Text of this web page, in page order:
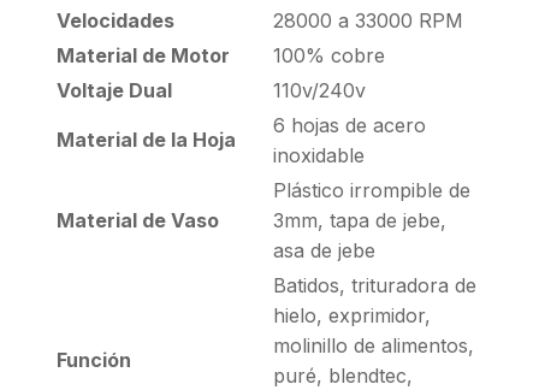
Velocidades
28000 a 33000 RPM
Material de Motor
100% cobre
Voltaje Dual
110v/240v
Material de la Hoja
6 hojas de acero
inoxidable
Material de Vaso
Plástico irrompible de
3mm, tapa de jebe,
asa de jebe
Función
Batidos, trituradora de
hielo, exprimidor,
molinillo de alimentos,
puré, blendtec,